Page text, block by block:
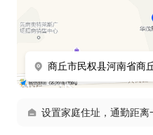
设置家庭住址，通勤距离